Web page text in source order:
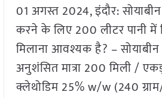
01 अगस्त 2024, इंदौर:
करने के लिए 200 लीटर पानी में
मिलाना आवश्यक है? –
अनुशंसित मात्रा 200 मिली /
क्लेथोडिम 25% w/w (240